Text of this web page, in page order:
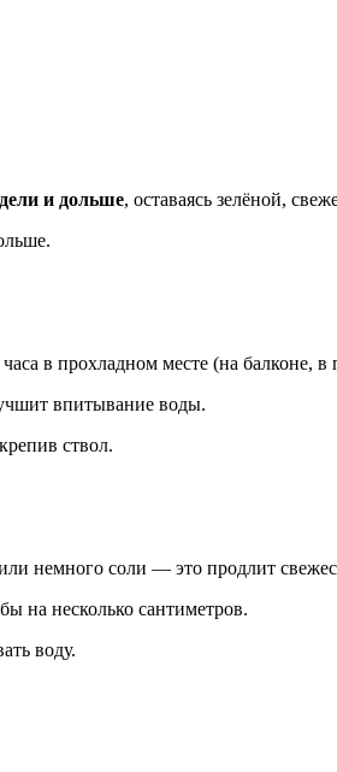
и дольше, оставаясь зелёной,
в прохладном месте (на балконе,
впитывание воды.
ствол.
немного соли — это продлит
на несколько сантиметров.
воду.